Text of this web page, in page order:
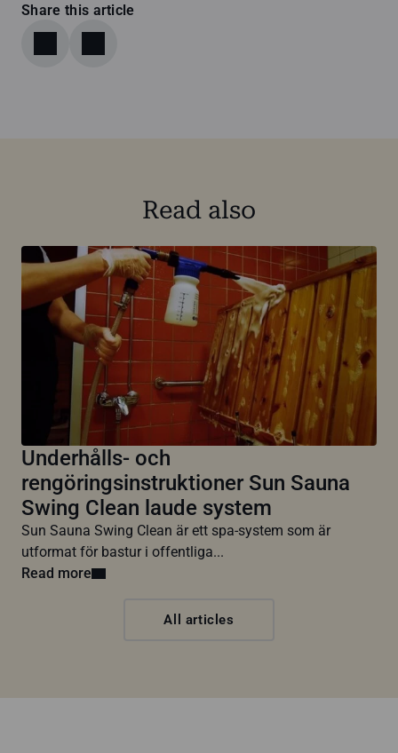
Share this article
Read also
Underhålls- och
rengöringsinstruktioner Sun Sauna
Swing Clean laude system
Sun Sauna Swing Clean är ett spa-system som är
utformat för bastur i offentliga...
Read more
All articles